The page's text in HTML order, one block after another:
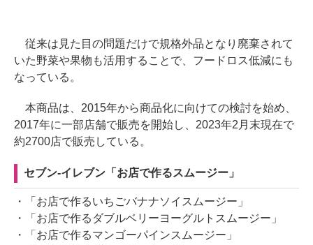
従来は見た目の問題だけで規格外品となり廃棄されて
いた野菜や果物も活用することで、フードロス低減にも
なっている。
本商品は、2015年から商品化に向けての検討を始め、
2017年に一部店舗で販売を開始し、2023年2月末現在で
約2700店で販売している。
セブン-イレブン「お店で作るスムージー」
・「お店で作るいちごバナナソイスムージー」
・「お店で作るダブルベリーヨーグルトスムージー」
・「お店で作るマンゴーパインスムージー」